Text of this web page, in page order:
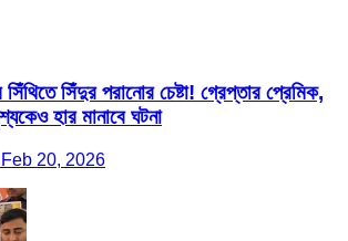
সিঁদুর পরানোর চেষ্টা! গ্রেপ্তার প্রেমিক,
হার মানাবে ঘটনা
20, 2026